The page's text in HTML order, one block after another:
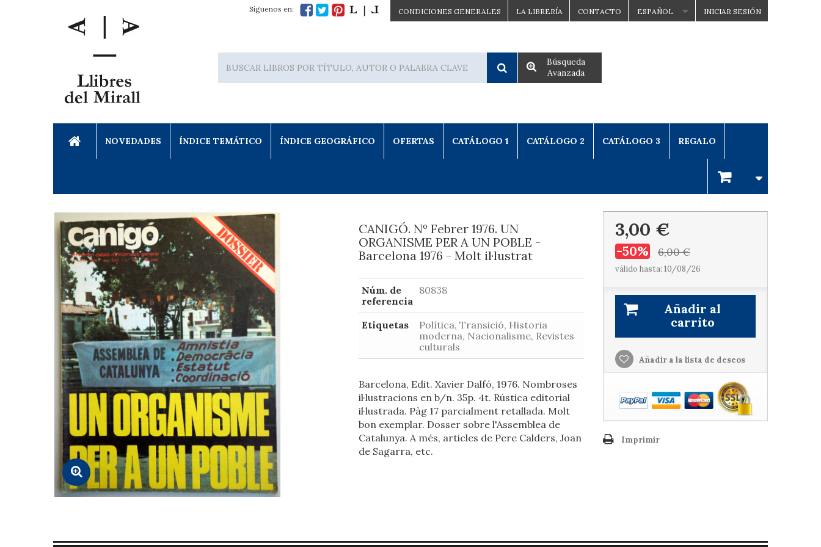
INICIAR SESIÓN
ESPAÑOL
CONTACTO
LA LIBRERÍA
CONDICIONES GENERALES
Síguenos en:
Búsqueda
Avanzada
NOVEDADES ÍNDICE TEMÁTICO ÍNDICE GEOGRÁFICO OFERTAS CATÁLOGO 1 CATÁLOGO 2 CATÁLOGO 3 REGALO
CANIGÓ. Nº Febrer 1976. UN
ORGANISME PER A UN POBLE -
Barcelona 1976 - Molt il·lustrat
Núm. de
referencia
80838
Etiquetas
Política, Transició, Historia
moderna, Nacionalisme, Revistes
culturals
Barcelona, Edit. Xavier Dalfó, 1976. Nombroses
il·lustracions en b/n. 35p. 4t. Rústica editorial
il·lustrada. Pàg 17 parcialment retallada. Molt
bon exemplar. Dosser sobre l'Assemblea de
Catalunya. A més, articles de Pere Calders, Joan
de Sagarra, etc.
3,00 €
-50% 6,00 €
válido hasta: 10/08/26
Añadir al
carrito
Añadir a la lista de deseos
Imprimir